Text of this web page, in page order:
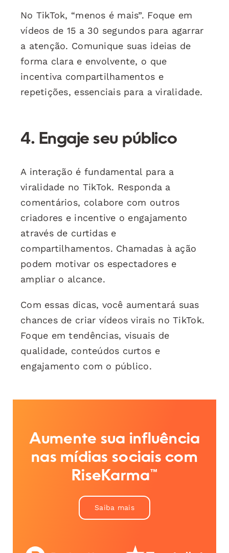
No TikTok, “menos é mais”. Foque em
vídeos de 15 a 30 segundos para agarrar
a atenção. Comunique suas ideias de
forma clara e envolvente, o que
incentiva compartilhamentos e
repetições, essenciais para a viralidade.
4. Engaje seu público
A interação é fundamental para a
viralidade no TikTok. Responda a
comentários, colabore com outros
criadores e incentive o engajamento
através de curtidas e
compartilhamentos. Chamadas à ação
podem motivar os espectadores e
ampliar o alcance.
Com essas dicas, você aumentará suas
chances de criar vídeos virais no TikTok.
Foque em tendências, visuais de
qualidade, conteúdos curtos e
engajamento com o público.
Aumente sua influência
nas mídias sociais com
RiseKarma™
Saiba mais